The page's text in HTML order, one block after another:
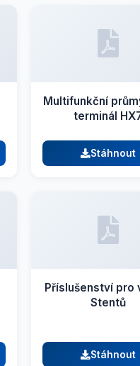
Multifunkční
terminál
Stáhnout
Příslušenství pro
Stentů
Stáhnout